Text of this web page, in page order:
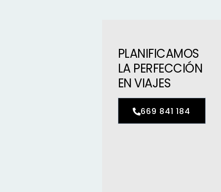
PLANIFICAMOS
LA PERFECCIÓN
EN VIAJES
669 841 184